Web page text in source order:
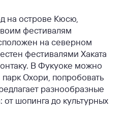
на острове Кюсю,
фестивалям
на северном
фестивалями Хаката
В Фукуоке можно
Охори, попробовать
разнообразные
шопинга до культурных